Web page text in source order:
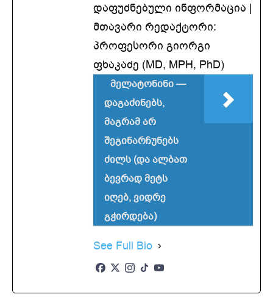
დაფუძნებული ინფორმაცია |
მთავარი რედაქტორი:
პროფესორი გიორგი
ფხაკაძე (MD, MPH, PhD)
მელატონინი —
დაგაძინებს,
მაგრამ არ
შეგინარჩუნებს
ძილს (და ალბათ
ბევრად მეტს
იღებ, ვიდრე
გჭირდება)
See Full Bio